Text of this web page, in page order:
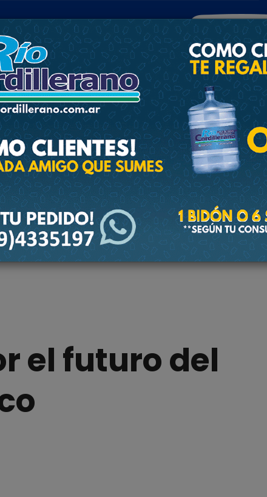
POLICIALES DEPORTES SOCIEDAD NACIONALES
el futuro del